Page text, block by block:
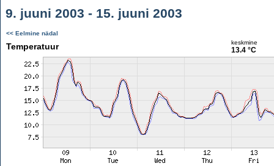
9. juuni 2003 - 15. juuni 2003
<< Eelmine nädal
Temperatuur keskmine
13.4 °C